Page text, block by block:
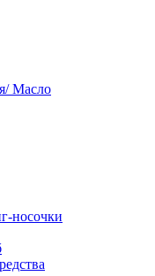
Масло
носочки